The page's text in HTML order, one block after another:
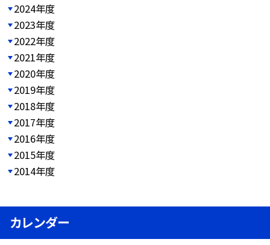
2024年度
2023年度
2022年度
2021年度
2020年度
2019年度
2018年度
2017年度
2016年度
2015年度
2014年度
カレンダー